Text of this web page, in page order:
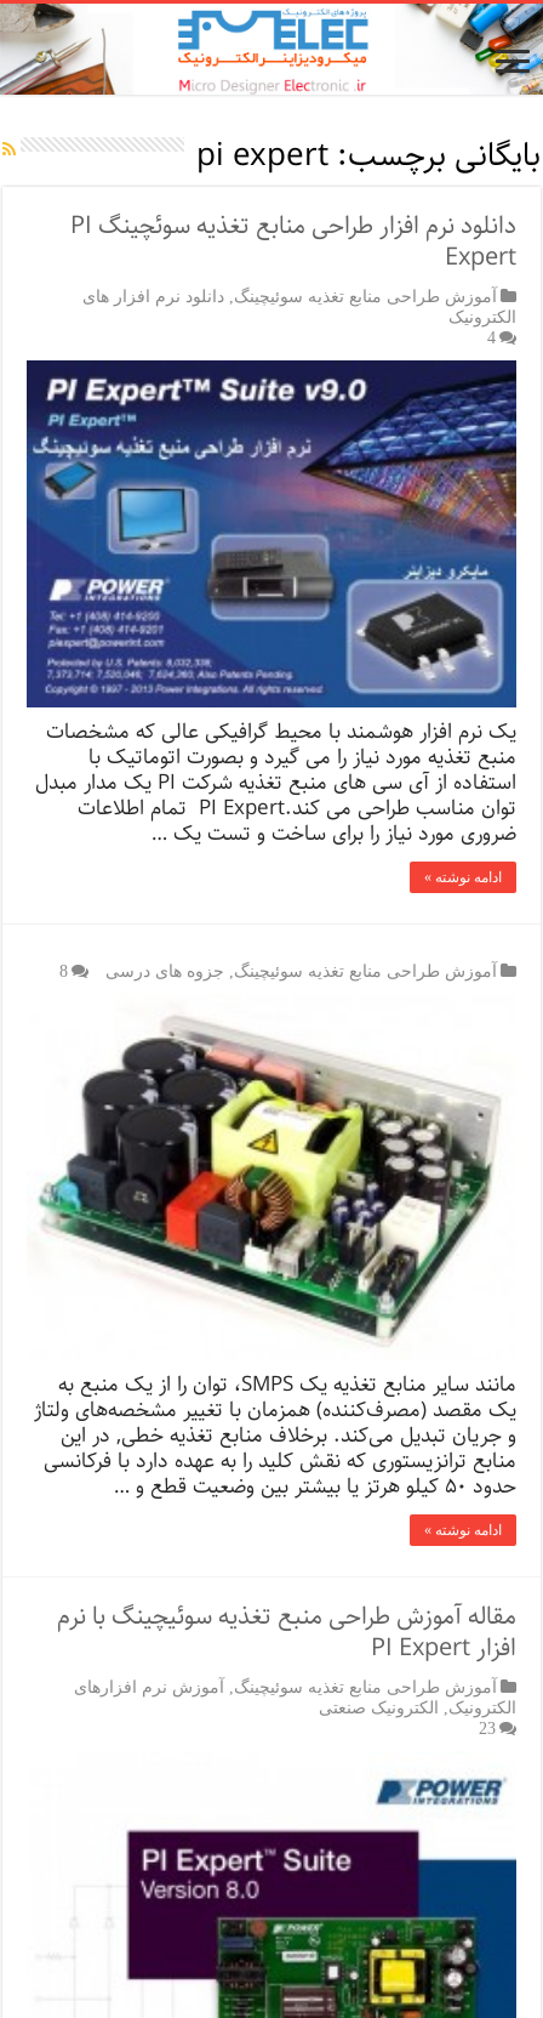
بایگانی برچسب:pi expert
دانلود نرم افزار طراحی منابع تغذیه سوئچینگ PI
Expert
آموزش طراحی منابع تغذیه سوئیچینگ ,دانلود نرم افزار های
الکترونیک
4
یک نرم افزار هوشمند با محیط گرافیکی عالی که مشخصات
منبع تغذیه مورد نیاز را می گیرد و بصورت اتوماتیک با
استفاده از آی سی های منبع تغذیه شرکت PI یک مدار مبدل
توان مناسب طراحی می کند.PI Expert تمام اطلاعات
ضروری مورد نیاز را برای ساخت و تست یک …
ادامه نوشته »
آموزش طراحی منابع تغذیه سوئیچینگ جزوه های درسی 8
مانند سایر منابع تغذیه یک SMPS، توان را از یک منبع به
یک مقصد (مصرف‌کننده) همزمان با تغییر مشخصه‌های ولتاژ
و جریان تبدیل می‌کند. برخلاف منابع تغذیه خطی, در این
منابع ترانزیستوری که نقش کلید را به عهده دارد با فرکانسی
حدود ۵۰ کیلو هرتز یا بیشتر بین وضعیت قطع و …
ادامه نوشته »
مقاله آموزش طراحی منبع تغذیه سوئیچینگ با نرم
افزار PI Expert
آموزش طراحی منابع تغذیه سوئیچینگ
آموزش نرم افزارهای
الکترونیک
الکترونیک صنعتی
23